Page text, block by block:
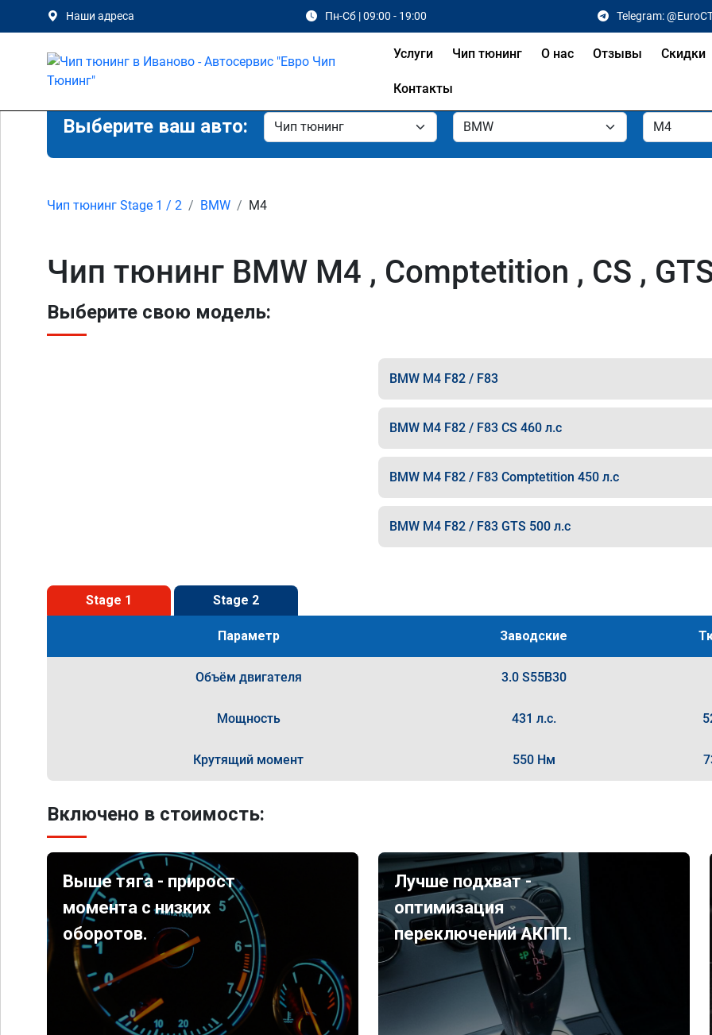
Наши адреса Пн-Сб | 09:00 - 19:00 Telegram:
Услуги Чип тюнинг О нас Отзывы Скидки
Контакты
Выберите ваш авто:
Чип тюнинг Stage 1 / 2 BMW M4
Чип тюнинг BMW M4 , Comptetition , CS ,
Выберите свою модель:
BMW M4 F82 / F83
BMW M4 F82 / F83 CS 460 л.с
BMW M4 F82 / F83 Comptetition 450 л.с
BMW M4 F82 / F83 GTS 500 л.с
Stage 1 Stage 2
Параметр Заводские
Объём двигателя 3.0 S55B30
Мощность 431 л.с.
Крутящий момент 550 Нм
Включено в стоимость:
Выше тяга - прирост
момента с низких
оборотов.
Лучше подхват -
оптимизация
переключений АКПП.